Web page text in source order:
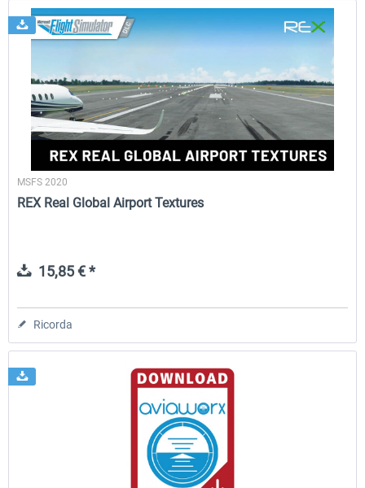
MSFS 2020
REX Real Global Airport Textures
15,85 € *
Ricorda